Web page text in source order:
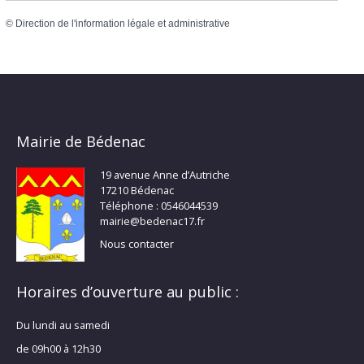
© Direction de l'information légale et administrative
Mairie de Bédenac
19 avenue Anne d’Autriche
17210 Bédenac
Téléphone : 0546044539
mairie@bedenac17.fr
Nous contacter
Horaires d’ouverture au public :
Du lundi au samedi
de 09h00 à 12h30